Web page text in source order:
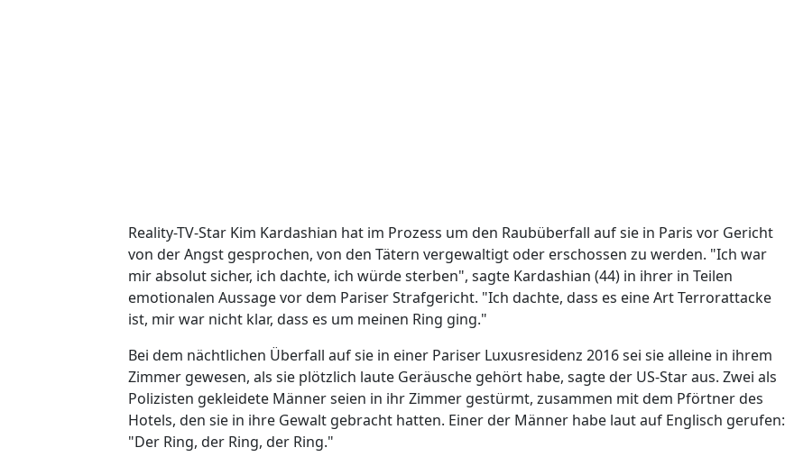
Reality-TV-Star Kim Kardashian hat im Prozess um den Raubüberfall auf sie in Paris vor Gericht
von der Angst gesprochen, von den Tätern vergewaltigt oder erschossen zu werden. "Ich war
mir absolut sicher, ich dachte, ich würde sterben", sagte Kardashian (44) in ihrer in Teilen
emotionalen Aussage vor dem Pariser Strafgericht. "Ich dachte, dass es eine Art Terrorattacke
ist, mir war nicht klar, dass es um meinen Ring ging."
Bei dem nächtlichen Überfall auf sie in einer Pariser Luxusresidenz 2016 sei sie alleine in ihrem
Zimmer gewesen, als sie plötzlich laute Geräusche gehört habe, sagte der US-Star aus. Zwei als
Polizisten gekleidete Männer seien in ihr Zimmer gestürmt, zusammen mit dem Pförtner des
Hotels, den sie in ihre Gewalt gebracht hatten. Einer der Männer habe laut auf Englisch gerufen:
"Der Ring, der Ring, der Ring."